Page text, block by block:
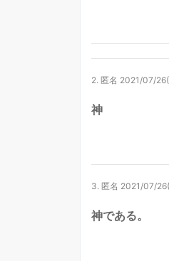
2. 匿名 2021/07/
神
3. 匿名 2021/07/
神である。